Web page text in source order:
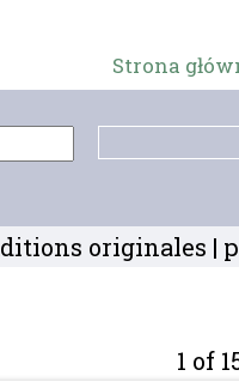
Strona
originales |
1 of